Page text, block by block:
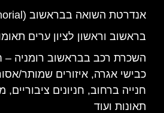
אנדרטת השואה בבראשוב (Holocaust Memorial)
בראשוב וראשון לציון ערים
השכרת רכב בבראשוב רומניה –
כבישי אגרה, איזורים שמותר/
חנייה ברחוב, חניונים ציבוריים,
תאונות ועוד